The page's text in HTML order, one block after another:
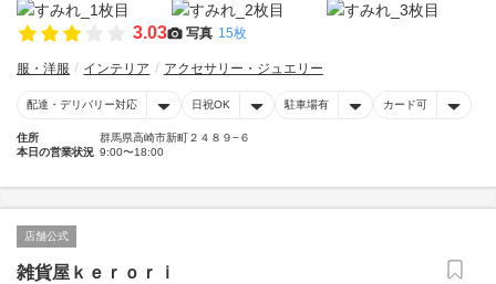
3.03 写真 15枚
服・洋服 インテリア アクセサリー・ジュエリー
配達・デリバリー対応 日祝OK 駐車場有 カード可
住所
群馬県高崎市新町２４８９−６
本日の営業状況 9:00〜18:00
店舗公式
雑貨屋ｋｅｒｏｒｉ